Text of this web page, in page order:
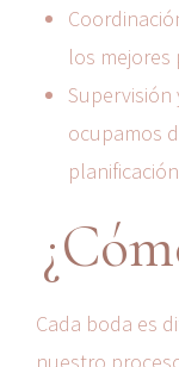
los mejores
Supervisión
ocupamos
Cada boda es